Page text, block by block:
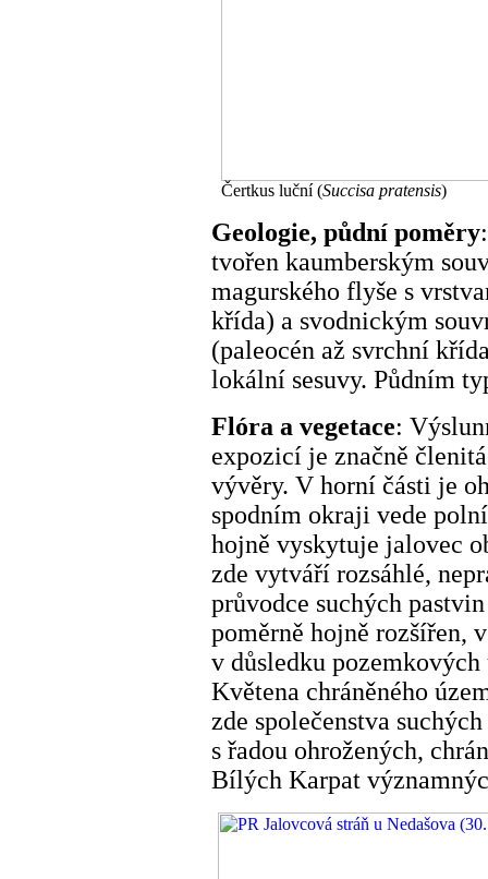
Čertkus luční (Succisa pratensis)
Geologie, půdní poměry
tvořen kaumberským
magurského flyše s
křída) a svodnickým
(paleocén až svrchní
lokální sesuvy. Půdním
Flóra a vegetace:
expozicí je značně
vývěry. V horní části je
spodním okraji vede
hojně vyskytuje jalovec
zde vytváří rozsáhlé,
průvodce suchých
poměrně hojně rozšířen,
v důsledku pozemkových
Květena chráněného
zde společenstva
s řadou ohrožených,
Bílých Karpat